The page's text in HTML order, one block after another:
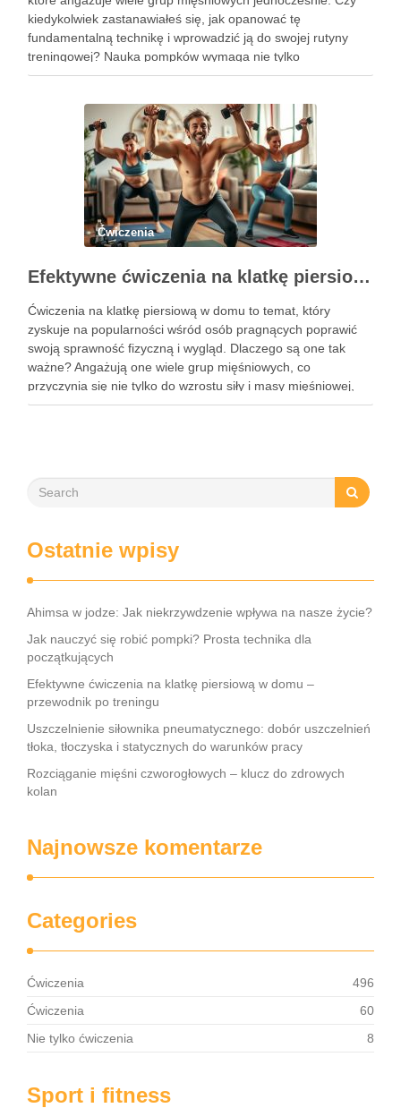
kiedykolwiek zastanawiałeś się, jak opanować tę
fundamentalną technikę i wprowadzić ją do swojej rutyny
treningowej? Nauka pompków wymaga nie tylko
determinacji, ale także zrozumienia poprawnej formy i
Ćwiczenia
Efektywne ćwiczenia na klatkę piersiową w domu – przewodnik po treningu
Ćwiczenia na klatkę piersiową w domu to temat, który
zyskuje na popularności wśród osób pragnących poprawić
swoją sprawność fizyczną i wygląd. Dlaczego są one tak
ważne? Angażują one wiele grup mięśniowych, co
przyczynia się nie tylko do wzrostu siły i masy mięśniowej,
ale także do poprawy postawy ciała oraz wydolności …
Ostatnie wpisy
Ahimsa w jodze: Jak niekrzywdzenie wpływa na nasze życie?
Jak nauczyć się robić pompki? Prosta technika dla
początkujących
Efektywne ćwiczenia na klatkę piersiową w domu –
przewodnik po treningu
Uszczelnienie siłownika pneumatycznego: dobór uszczelnień
tłoka, tłoczyska i statycznych do warunków pracy
Rozciąganie mięśni czworogłowych – klucz do zdrowych
kolan
Najnowsze komentarze
Categories
Ćwiczenia
496
Ćwiczenia
60
Nie tylko ćwiczenia
8
Sport i fitness